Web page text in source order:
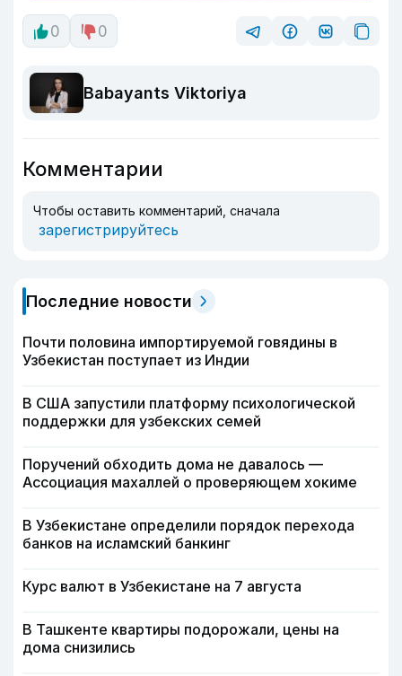
0 0
Babayants Viktoriya
Комментарии
Чтобы оставить комментарий, сначала
зарегистрируйтесь
Последние новости
Почти половина импортируемой говядины в
Узбекистан поступает из Индии
В США запустили платформу психологической
поддержки для узбекских семей
Поручений обходить дома не давалось —
Ассоциация махаллей о проверяющем хокиме
В Узбекистане определили порядок перехода
банков на исламский банкинг
Курс валют в Узбекистане на 7 августа
В Ташкенте квартиры подорожали, цены на
дома снизились